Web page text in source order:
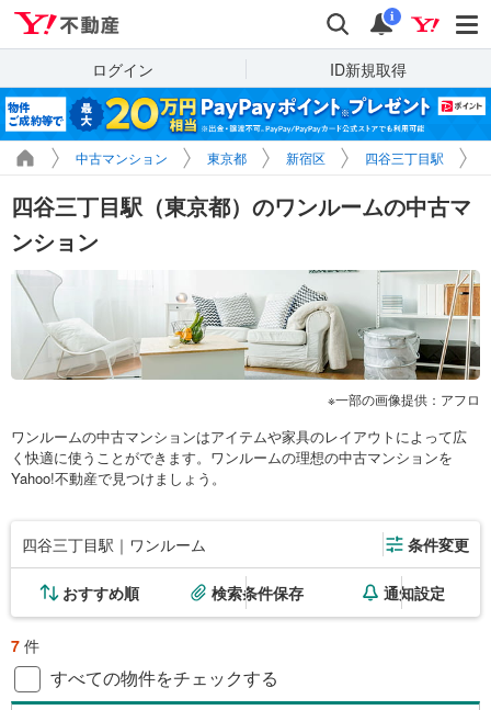
検索 通知
i
ログイン ID新規取得
中古マンション 東京都 新宿区 四谷三丁目駅
四谷三丁目駅（東京都）のワンルームの中古マ
ンション
一部の画像提供：アフロ
ワンルームの中古マンションはアイテムや家具のレイアウトによって広
く快適に使うことができます。ワンルームの理想の中古マンションを
Yahoo!不動産で見つけましょう。
四谷三丁目駅｜ワンルーム 条件変更
おすすめ順 検索条件保存 通知設定
7 件
すべての物件をチェックする